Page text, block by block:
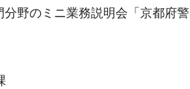
野のミニ業務説明会「京都府